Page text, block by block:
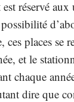
réservé aux
ces places se
et le
chaque
dire que